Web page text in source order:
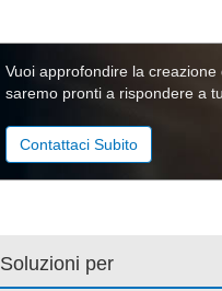
Vuoi approfondire la
saremo pronti a rispondere a
Contattaci Subito
Soluzioni per